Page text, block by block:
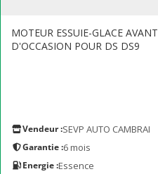
MOTEUR ESSUIE-GLACE AVANT
D'OCCASION POUR DS DS9
Vendeur :SEVP AUTO CAMBRAI
Garantie :6 mois
Energie :Essence